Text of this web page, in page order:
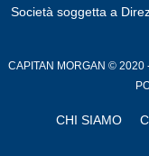
Società soggetta a
CAPITAN MORGAN © 2020
CHI SIAMO